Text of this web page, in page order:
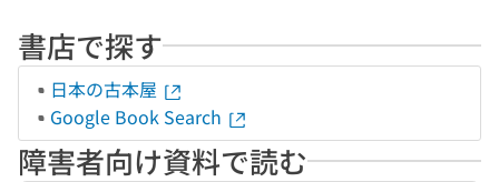
書店で探す
日本の古本屋
Google Book Search
障害者向け資料で読む